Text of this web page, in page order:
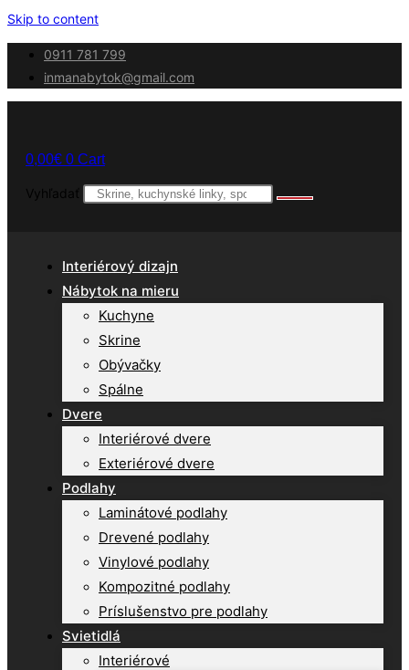
Skip to content
0911 781 799
inmanabytok@gmail.com
0,00€ 0 Cart
Vyhľadať
Interiérový dizajn
Nábytok na mieru
Kuchyne
Skrine
Obývačky
Spálne
Dvere
Interiérové dvere
Exteriérové dvere
Podlahy
Laminátové podlahy
Drevené podlahy
Vinylové podlahy
Kompozitné podlahy
Príslušenstvo pre podlahy
Svietidlá
Interiérové